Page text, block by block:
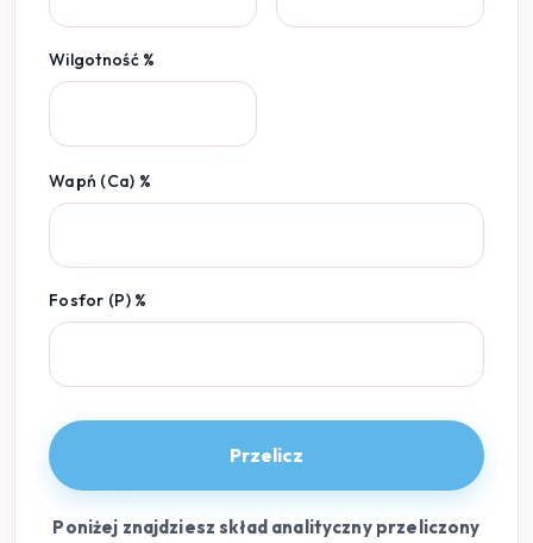
Wilgotność %
Wapń (Ca) %
Fosfor (P) %
Przelicz
Poniżej znajdziesz skład analityczny przeliczony